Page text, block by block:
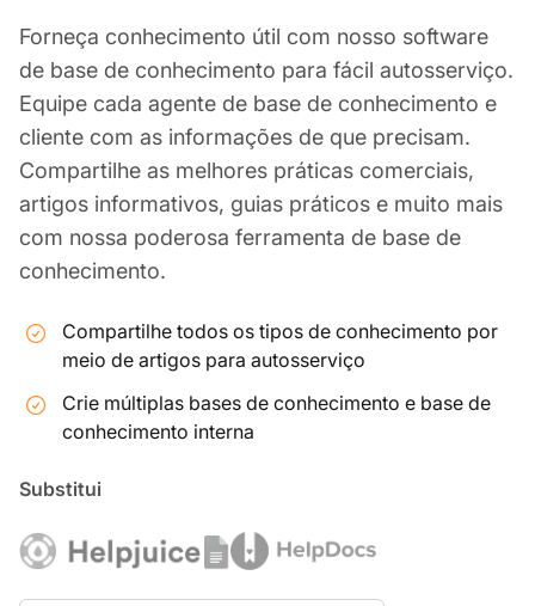
Forneça conhecimento útil com nosso software
de base de conhecimento para fácil autosserviço.
Equipe cada agente de base de conhecimento e
cliente com as informações de que precisam.
Compartilhe as melhores práticas comerciais,
artigos informativos, guias práticos e muito mais
com nossa poderosa ferramenta de base de
conhecimento.
Compartilhe todos os tipos de conhecimento por
meio de artigos para autosserviço
Crie múltiplas bases de conhecimento e base de
conhecimento interna
Substitui